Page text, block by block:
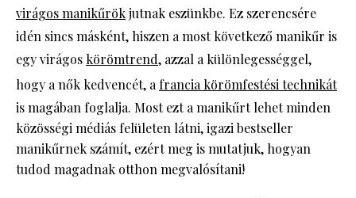
virágos manikűrökjutnak eszünkbe. Ez szerencsére
idén sincs másként, hiszen a most következő manikűr is
egy virágos körömtrend, azzal a különlegességgel,
hogy a nők kedvencét, afrancia körömfestési technikát
is magában foglalja. Most ezt a manikűrt lehet minden
közösségi médiás felületen látni, igazi bestseller
manikűrnek számít, ezért meg is mutatjuk, hogyan
tudod magadnak otthon megvalósítani!